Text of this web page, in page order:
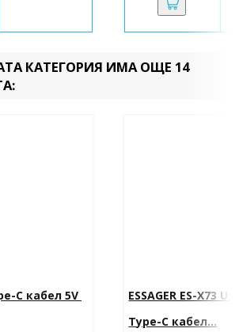
КАТЕГОРИЯ ИМА ОЩЕ 14
C кабел 5V
ESSAGER ES-X73
Type-C кабел...